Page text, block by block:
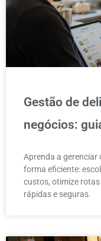
Gestão de
negócios:
Aprenda a gerenciar
forma eficiente:
custos, otimize
rápidas e seguras.